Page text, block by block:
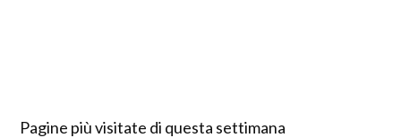
Pagine più visitate di questa settimana